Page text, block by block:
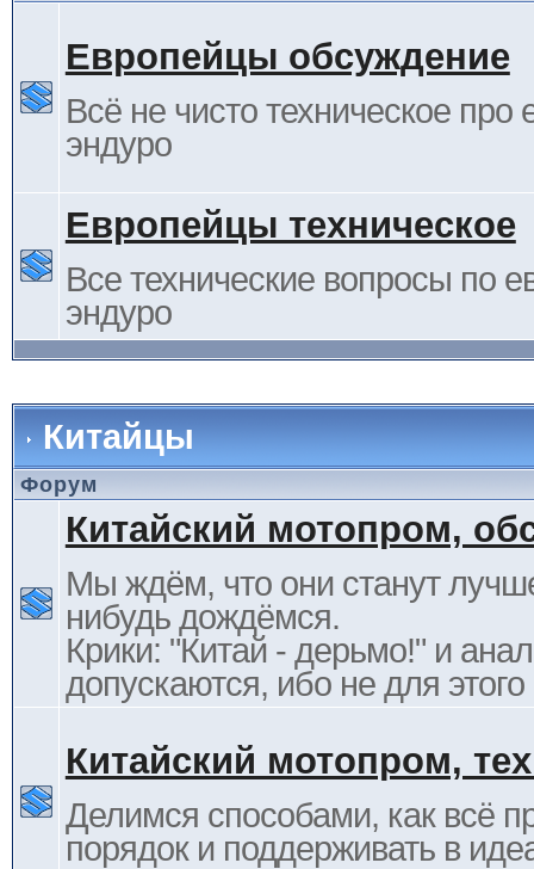
Европейцы обсуждение
Всё не чисто техническое про
эндуро
Европейцы техническое
Все технические вопросы по
эндуро
Китайцы
Форум
Китайский мотопром,
Мы ждём, что они станут
нибудь дождёмся.
Крики: "Китай - дерьмо!" и
допускаются, ибо не для
Китайский мотопром,
Делимся способами, как всё
порядок и поддерживать в